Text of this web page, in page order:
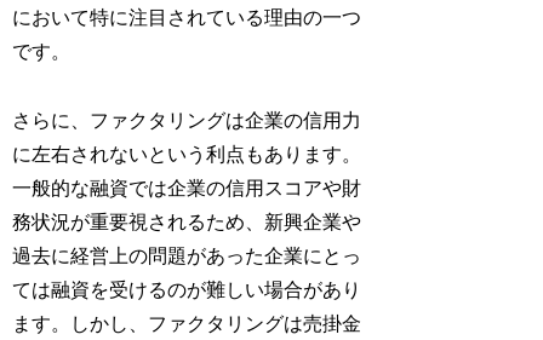
において特に注目されている理由の一つ
です。
さらに、ファクタリングは企業の信用力
に左右されないという利点もあります。
一般的な融資では企業の信用スコアや財
務状況が重要視されるため、新興企業や
過去に経営上の問題があった企業にとっ
ては融資を受けるのが難しい場合があり
ます。しかし、ファクタリングは売掛金